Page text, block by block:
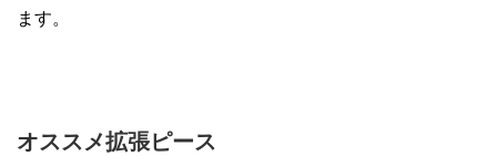
ます。
オススメ拡張ピース